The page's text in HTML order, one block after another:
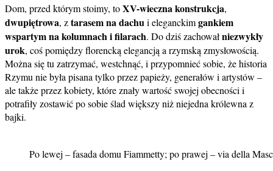
Dom, przed którym stoimy, toXV-wieczna konstrukcja,
dwupiętrowa, ztarasem na dachui eleganckimgankiem
wspartym na kolumnach i filarach. Do dziś zachowałniezwykły
urok, coś pomiędzy florencką elegancją a rzymską zmysłowością.
Można się tu zatrzymać, westchnąć, i przypomnieć sobie, że historia
Rzymu nie była pisana tylko przez papieży, generałów i artystów –
ale także przez kobiety, które znały wartość swojej obecności i
potrafiły zostawić po sobie ślad większy niż niejedna królewna z
bajki.
Po lewej – fasada domu Fiammetty; po prawej – via della